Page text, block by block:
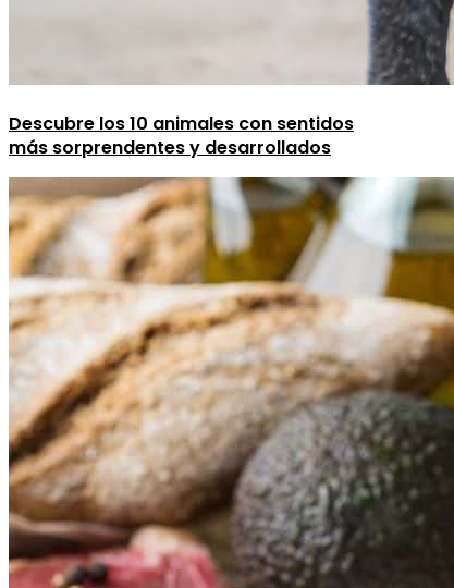
Descubre los 10 animales con sentidos
más sorprendentes y desarrollados